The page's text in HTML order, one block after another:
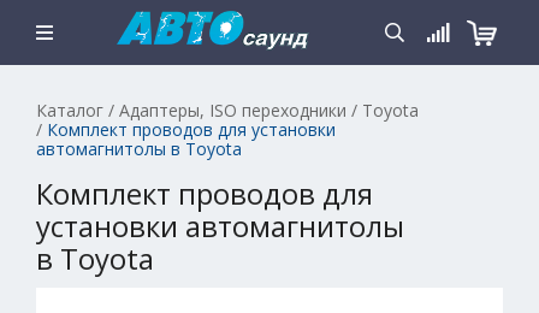
Каталог / Адаптеры, ISO переходники / Toyota
/ Комплект проводов для установки
автомагнитолы в Toyota
Комплект проводов для
установки автомагнитолы
в Toyota